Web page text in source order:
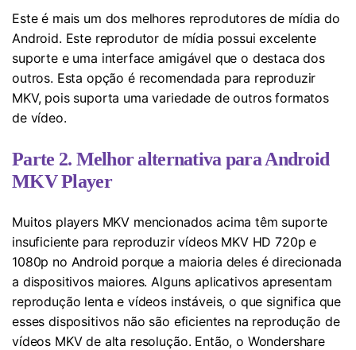
Este é mais um dos melhores reprodutores de mídia do
Android. Este reprodutor de mídia possui excelente
suporte e uma interface amigável que o destaca dos
outros. Esta opção é recomendada para reproduzir
MKV, pois suporta uma variedade de outros formatos
de vídeo.
Parte 2. Melhor alternativa para Android
MKV Player
Muitos players MKV mencionados acimatêm suporte
insuficiente para reproduzir vídeos MKV HD 720p e
1080p no Android porque a maioria deles é direcionada
a dispositivos maiores. Alguns aplicativos apresentam
reprodução lenta e vídeos instáveis, o que significa que
esses dispositivos não são eficientes na reprodução de
vídeos MKV de alta resolução. Então, o Wondershare